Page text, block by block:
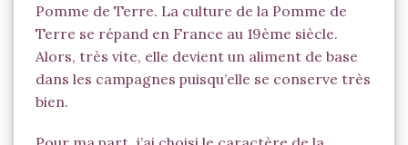
Pomme de Terre. La culture de la Pomme de
Terre se répand en France au 19ème siècle.
Alors, très vite, elle devient un aliment de base
dans les campagnes puisqu’elle se conserve très
bien.